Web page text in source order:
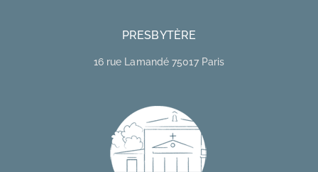
PRESBYTÈRE
16 rue Lamandé 75017 Paris